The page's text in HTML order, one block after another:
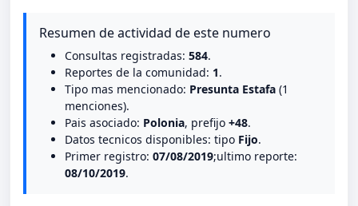
Resumen de actividad de este numero
Consultas registradas: 584.
Reportes de la comunidad: 1.
Tipo mas mencionado: Presunta Estafa (1
menciones).
Pais asociado: Polonia, prefijo +48.
Datos tecnicos disponibles: tipo Fijo.
Primer registro: 07/08/2019;ultimo reporte:
08/10/2019.